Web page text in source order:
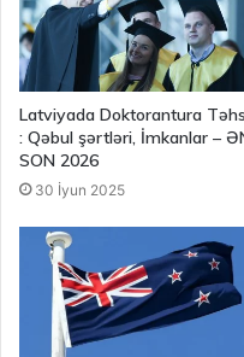
Latviyada Doktorantura
: Qəbul şərtləri, İmkanlar –
SON 2026
30 İyun 2025